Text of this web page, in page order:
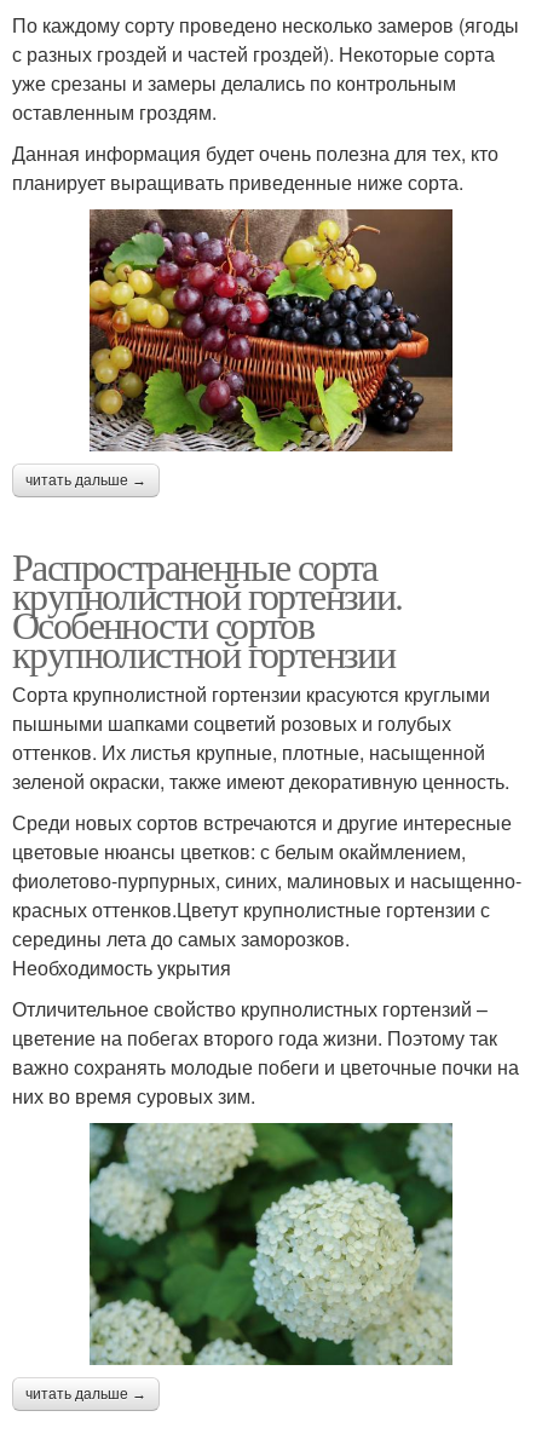
По каждому сорту проведено несколько замеров (ягоды
с разных гроздей и частей гроздей). Некоторые сорта
уже срезаны и замеры делались по контрольным
оставленным гроздям.
Данная информация будет очень полезна для тех, кто
планирует выращивать приведенные ниже сорта.
читать дальше →
Распространенные сорта
крупнолистной гортензии.
Особенности сортов
крупнолистной гортензии
Сорта крупнолистной гортензии красуются круглыми
пышными шапками соцветий розовых и голубых
оттенков. Их листья крупные, плотные, насыщенной
зеленой окраски, также имеют декоративную ценность.
Среди новых сортов встречаются и другие интересные
цветовые нюансы цветков: с белым окаймлением,
фиолетово-пурпурных, синих, малиновых и насыщенно-
красных оттенков.Цветут крупнолистные гортензии с
середины лета до самых заморозков.
Необходимость укрытия
Отличительное свойство крупнолистных гортензий –
цветение на побегах второго года жизни. Поэтому так
важно сохранять молодые побеги и цветочные почки на
них во время суровых зим.
читать дальше →